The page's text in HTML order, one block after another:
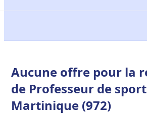
Aucune offre pour la
de Professeur de
Martinique (972)